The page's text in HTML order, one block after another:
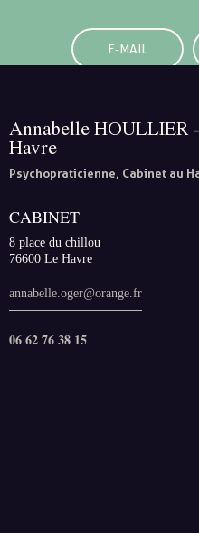
E-MAIL
Annabelle HOULLIER
Havre
Psychopraticienne, Cabinet au
CABINET
8 place du chillou
76600 Le Havre
annabelle.oger@orange.fr
06 62 76 38 15